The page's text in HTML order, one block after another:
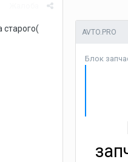
старого(
AVTO.PRO
Блок